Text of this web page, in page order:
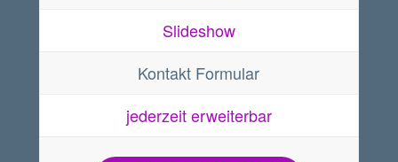
Slideshow
Kontakt Formular
jederzeit erweiterbar